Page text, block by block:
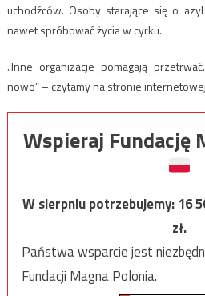
uchodźców. Osoby starające się o
nawet spróbować życia w cyrku.
„Inne organizacje pomagają
nowo” – czytamy na stronie
Wspieraj Fundację
W sierpniu potrzebujemy:16
zł.
Państwa wsparcie jest
Fundacji Magna Polonia.